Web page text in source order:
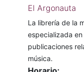
El Argonauta
La librería de la
especializada
publicaciones
música.